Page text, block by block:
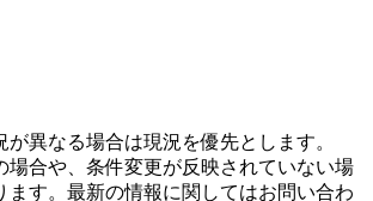
異なる場合は現況を優先とします。
合や、条件変更が反映されていない場
ます。最新の情報に関してはお問い合わ